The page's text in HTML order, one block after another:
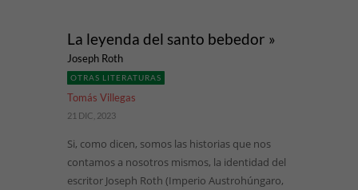
La leyenda del santo bebedor »
Joseph Roth
OTRAS LITERATURAS
Tomás Villegas
21 DIC, 2023
Si, como dicen, somos las historias que nos
contamos a nosotros mismos, la identidad del
escritor Joseph Roth (Imperio Austrohúngaro,